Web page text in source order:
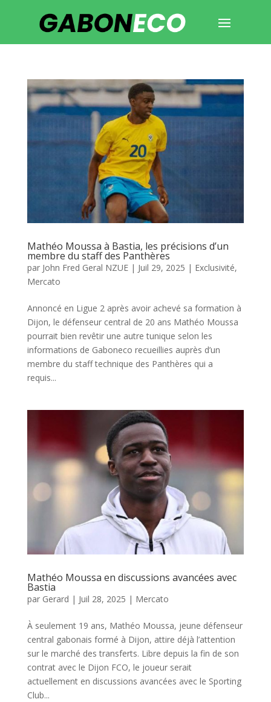
Mathéo Moussa à Bastia, les précisions d’un
membre du staff des Panthères
par John Fred Geral NZUE| Juil 29, 2025 | Exclusivité,
Mercato
Annoncé en Ligue 2 après avoir achevé sa formation à
Dijon, le défenseur central de 20 ans Mathéo Moussa
pourrait bien revêtir une autre tunique selon les
informations de Gaboneco recueillies auprès d’un
membre du staff technique des Panthères qui a
requis...
Mathéo Moussa en discussions avancées avec
Bastia
par Gerard | Juil 28, 2025 | Mercato
À seulement 19 ans, Mathéo Moussa, jeune défenseur
central gabonais formé à Dijon, attire déjà l’attention
sur le marché des transferts. Libre depuis la fin de son
contrat avec le Dijon FCO, le joueur serait
actuellement en discussions avancées avec le Sporting
Club...